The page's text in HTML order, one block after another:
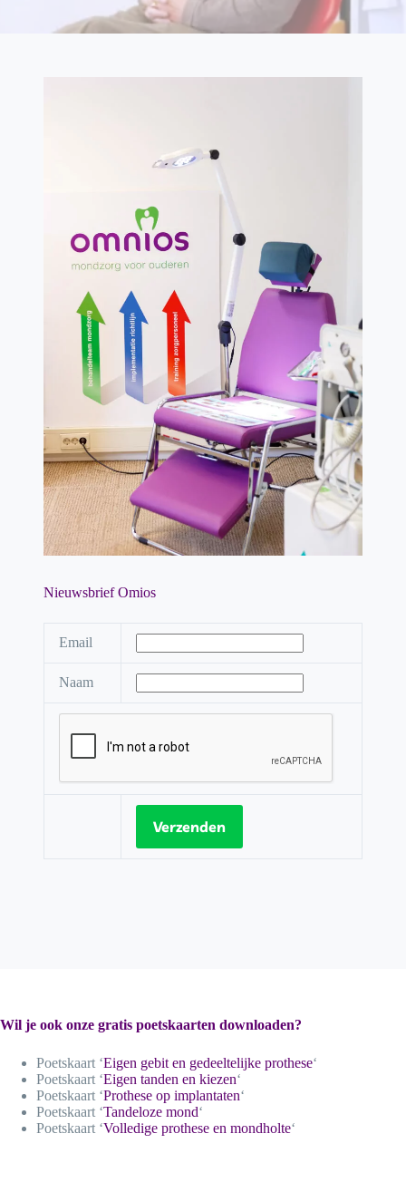
Nieuwsbrief Omios
Email
Naam
Wil je ook onze gratis poetskaarten downloaden?
Poetskaart ‘Eigen gebit en gedeeltelijke prothese‘
Poetskaart ‘Eigen tanden en kiezen‘
Poetskaart ‘Prothese op implantaten‘
Poetskaart ‘Tandeloze mond‘
Poetskaart ‘Volledige prothese en mondholte‘